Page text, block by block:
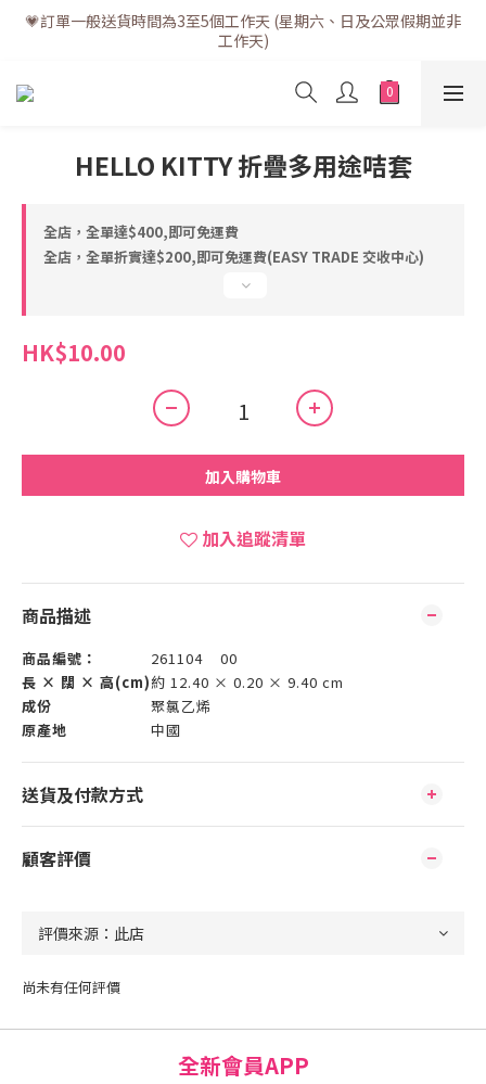
💗訂單一般送貨時間為3至5個工作天 (星期六、日及公眾假期並非
工作天)
💗訂單一般送貨時間為3至5個工作天 (星期六、日及公眾假期並非
工作天)
💗折實滿$400免運費 | 滿$200免自取點運費
💗立即下載全新會員APP享有專屬會員禮遇
💗訂單一般送貨時間為3至5個工作天 (星期六、日及公眾假期並非
工作天)
HELLO KITTY 折疊多用途咭套
全店，全單達$400,即可免運費
全店，全單折實達$200,即可免運費(EASY TRADE 交收中心)
HK$10.00
加入購物車
加入追蹤清單
商品描述
商品編號：
261104 00
長 × 闊 × 高(cm)約 12.40 × 0.20 × 9.40 cm
成份
聚氯乙烯
原產地
中國
送貨及付款方式
顧客評價
尚未有任何評價
全新會員APP